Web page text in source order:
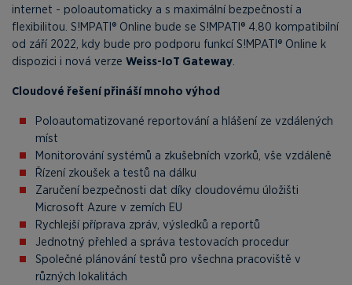
internet - poloautomaticky a s maximální bezpečností a
flexibilitou. S!MPATI® Online bude se S!MPATI® 4.80 kompatibilní
od září 2022, kdy bude pro podporu funkcí S!MPATI® Online k
dispozici i nová verze Weiss-IoT Gateway
Cloudové řešení přináší mnoho výhod
Poloautomatizované reportování a hlášení ze vzdálených
míst
Monitorování systémů a zkušebních vzorků, vše vzdáleně
Řízení zkoušek a testů na dálku
Zaručení bezpečnosti dat díky cloudovému úložišti
Microsoft Azure v zemích EU
Rychlejší příprava zpráv, výsledků a reportů
Jednotný přehled a správa testovacích procedur
Společné plánování testů pro všechna pracoviště v
různých lokalitách